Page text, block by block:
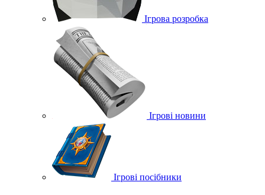
Ігрова розробка
Ігрові новини
Ігрові посібники